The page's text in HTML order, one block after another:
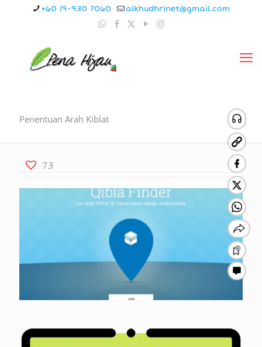
+60 19-930 7060 alkhudhrinet@gmail.com
Penentuan Arah Kiblat
73